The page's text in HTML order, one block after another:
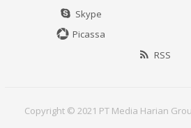
Skype
Picassa
RSS
Copyright © 2021 PT Media Harian